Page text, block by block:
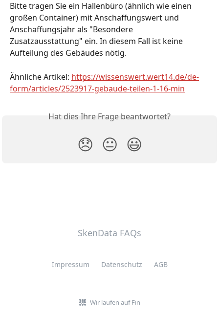
Bitte tragen Sie ein Hallenbüro (ähnlich wie einen
großen Container) mit Anschaffungswert und
Anschaffungsjahr als "Besondere
Zusatzausstattung" ein. In diesem Fall ist keine
Aufteilung des Gebäudes nötig.
Ähnliche Artikel: https://wissenswert.wert14.de/de-
form/articles/2523917-gebaude-teilen-1-16-min
Hat dies Ihre Frage beantwortet?
😞 😐 😃
SkenData FAQs
Impressum Datenschutz AGB
Wir laufen auf Fin